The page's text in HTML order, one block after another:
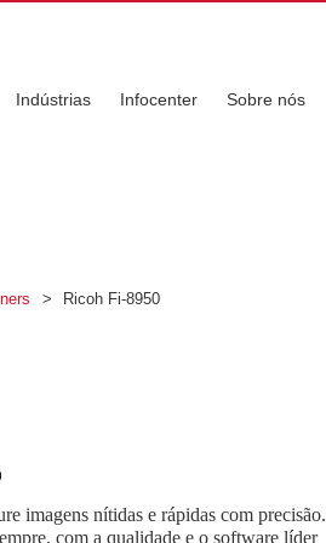
Indústrias Infocenter Sobre nós
> Ricoh Fi-8950
imagens nítidas e rápidas com precisão.
com a qualidade e o software líder